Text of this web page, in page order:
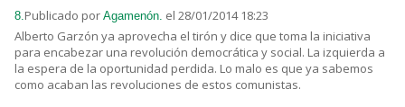
8.Publicado por Agamenón. el 28/01/2014 18:23
Alberto Garzón ya aprovecha el tirón y dice que toma la iniciativa
para encabezar una revolución democrática y social. La izquierda a
la espera de la oportunidad perdida. Lo malo es que ya sabemos
como acaban las revoluciones de estos comunistas.